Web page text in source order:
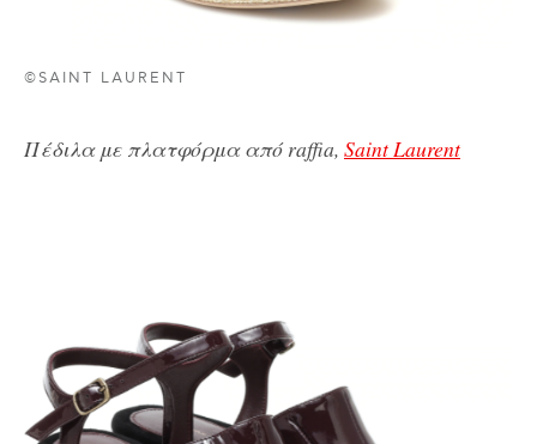
©SAINT LAURENT
Πέδιλα με πλατφόρμα από raffia, Saint Laurent